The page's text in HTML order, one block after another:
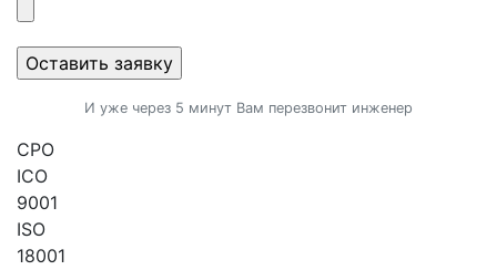
И уже через 5 минут Вам перезвонит инженер
CPO
ICO
9001
ISO
18001